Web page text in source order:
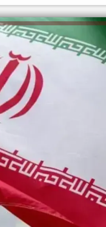
الكاتبة إلهام شرشر تهنئ الرئيس
السيسي بعيد ميلاده وتُشيد بجهوده
في بناء الدولة